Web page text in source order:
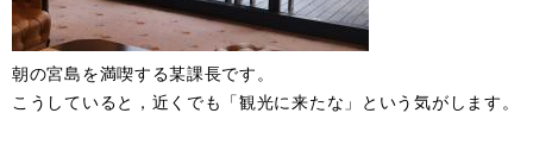
朝の宮島を満喫する某課長です。
こうしていると，近くでも「観光に来たな」という気がします。